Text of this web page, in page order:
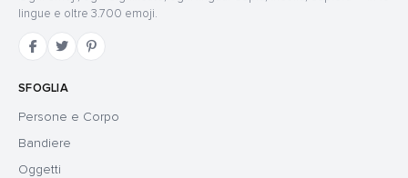
lingue e oltre 3.700 emoji.
SFOGLIA
Persone e Corpo
Bandiere
Oggetti